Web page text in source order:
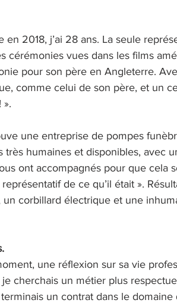
2018, j’ai 28 ans. La seule
cérémonies vues dans les films
pour son père en Angleterre.
comme celui de son père, et un
».
une entreprise de pompes
très humaines et disponibles, avec
ont accompagnés pour que cela
de ce qu’il était ».
un corbillard électrique et une
une réflexion sur sa vie
cherchais un métier plus
un contrat dans le domaine